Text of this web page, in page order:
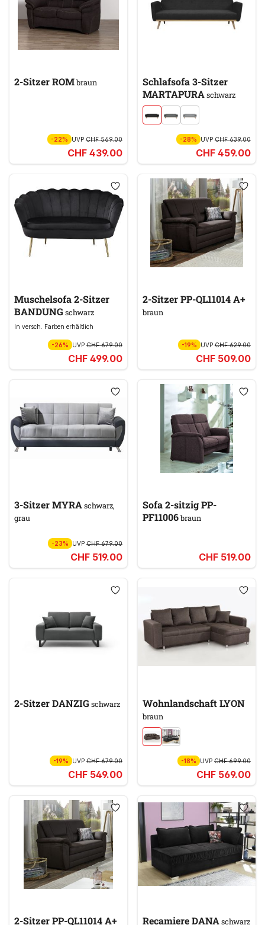
2-Sitzer ROMbraun
-22% UVP CHF 569.00
CHF 439.00
Schlafsofa 3-Sitzer
MARTAPURAschwarz
-28% UVPCHF 639.00
CHF 459.00
Muschelsofa 2-Sitzer
BANDUNG schwarz
In versch. Farben erhältlich
-26% UVP CHF 679.00
CHF 499.00
2-Sitzer PP-QL11014 A+
braun
-19% UVPCHF 629.00
CHF 509.00
3-Sitzer MYRAschwarz,
grau
-23% UVP CHF 679.00
CHF 519.00
Sofa 2-sitzig PP-
PF11006braun
CHF 519.00
2-Sitzer DANZIG schwarz
-19% UVP CHF 679.00
CHF 549.00
Wohnlandschaft LYON
braun
-18% UVPCHF 699.00
CHF 569.00
2-Sitzer PP-QL11014 A+ Recamiere DANAschwarz